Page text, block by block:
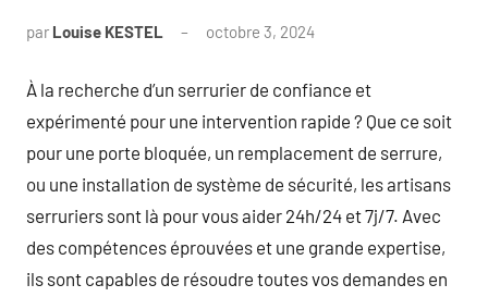
par Louise KESTEL octobre 3, 2024
À la recherche d’un serrurier de confiance et
expérimenté pour une intervention rapide ? Que ce soit
pour une porte bloquée, un remplacement de serrure,
ou une installation de système de sécurité, les artisans
serruriers sont là pour vous aider 24h/24 et 7j/7. Avec
des compétences éprouvées et une grande expertise,
ils sont capables de résoudre toutes vos demandes en